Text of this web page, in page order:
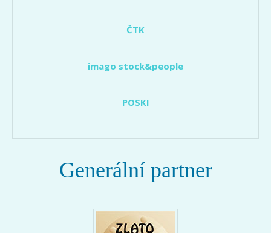
ČTK
imago stock&people
POSKI
Generální partner